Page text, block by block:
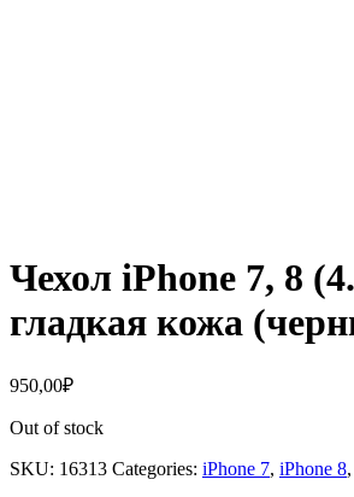
Чехол iPhone 7, 8
гладкая кожа
950,00₽
Out of stock
SKU: 16313 Categories: iPhone 7, iPhone 8,